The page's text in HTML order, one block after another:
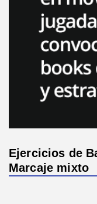
Ejercicios de
Marcaje mixto